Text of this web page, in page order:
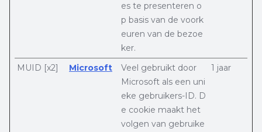
es te presenteren o
p basis van de voork
euren van de bezoe
ker.
MUID [x2] Microsoft
Veel gebruikt door
Microsoft als een uni
eke gebruikers-ID. D
e cookie maakt het
volgen van gebruike
1 jaar